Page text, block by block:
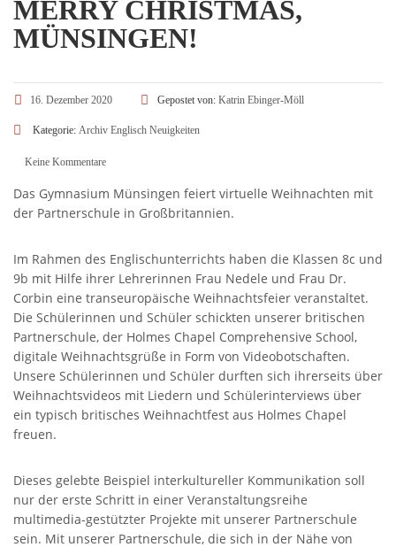
MERRY CHRISTMAS,
MÜNSINGEN!
16. Dezember 2020 Gepostet von: Katrin Ebinger-Möll
Kategorie: Archiv Englisch Neuigkeiten
Keine Kommentare
Das Gymnasium Münsingen feiert virtuelle Weihnachten mit
der Partnerschule in Großbritannien.
Im Rahmen des Englischunterrichts haben die Klassen 8c und
9b mit Hilfe ihrer Lehrerinnen Frau Nedele und Frau Dr.
Corbin eine transeuropäische Weihnachtsfeier veranstaltet.
Die Schülerinnen und Schüler schickten unserer britischen
Partnerschule, der Holmes Chapel Comprehensive School,
digitale Weihnachtsgrüße in Form von Videobotschaften.
Unsere Schülerinnen und Schüler durften sich ihrerseits über
Weihnachtsvideos mit Liedern und Schülerinterviews über
ein typisch britisches Weihnachtfest aus Holmes Chapel
freuen.
Dieses gelebte Beispiel interkultureller Kommunikation soll
nur der erste Schritt in einer Veranstaltungsreihe
multimedia-gestützter Projekte mit unserer Partnerschule
sein. Mit unserer Partnerschule, die sich in der Nähe von